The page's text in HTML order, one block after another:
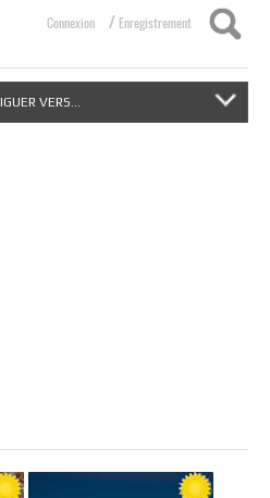
Connexion / Enregistrement
VERS...